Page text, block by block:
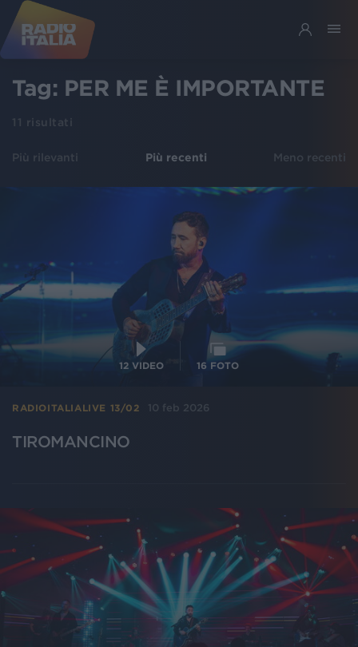
Tag: PER ME È IMPORTANTE
11 risultati
Più rilevanti Più recenti Meno recenti
RADIOITALIALIVE 13/02 10 feb 2026
TIROMANCINO
12 VIDEO 16 FOTO